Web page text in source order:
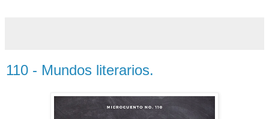
110 - Mundos literarios.